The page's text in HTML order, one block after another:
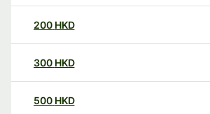
200 HKD
300 HKD
500 HKD